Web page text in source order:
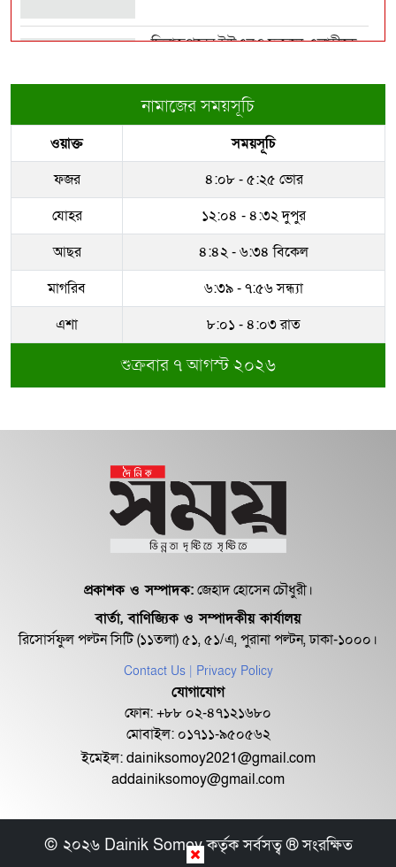
সেনা নিহত
স্বর্ণের ভরি ২ লাখ ৩২ হাজার
দিল্লিতে শেখ হাসিনাকে কথা বলতে
দেওয়ায় ক্ষুব্ধ ঢাকা
দিনাজপুরের ইউএনও ফজলে এলাহীকে
রাজউকের ইমারত পরিদর্শক বাপ্পিকে
জোন-৮ এ বদলী
ধরাকে সরা জ্ঞান করেন উমেদার রানা
সম্পদের পাহাড় গড়েছেন নকল নবিশ
আতাউর রহমান
অবশেষে বরখাস্ত রাজউকের শফিউল্লাহ
১৮ জুলাই সব মোবাইল গ্রাহকরা পাবেন
১ জিবি ফ্রি ইন্টারনেট
শেরে বাংলা বালিকা মহাবিদ্যালয়ে ‘নিয়ম
নামাজের সময়সূচি
ওয়াক্ত
সময়সূচি
ফজর
৪:০৮ - ৫:২৫ ভোর
যোহর
১২:০৪ - ৪:৩২ দুপুর
আছর
৪:৪২ - ৬:৩৪ বিকেল
মাগরিব
৬:৩৯ - ৭:৫৬ সন্ধ্যা
এশা
৮:০১ - ৪:০৩ রাত
শুক্রবার ৭ আগস্ট ২০২৬
প্রকাশক ও সম্পাদক:জেহাদ হোসেন চৌধুরী।
বার্তা, বাণিজ্যিক ও সম্পাদকীয় কার্যালয়
রিসোর্সফুল পল্টন সিটি (১১তলা) ৫১, ৫১/এ, পুরানা পল্টন, ঢাকা-১০০০।
Contact Us | Privacy Policy
যোগাযোগ
ফোন: +৮৮ ০২-৪৭১২১৬৮০
মোবাইল: ০১৭১১-৯৫০৫৬২
ইমেইল:dainiksomoy2021@gmail.com
addainiksomoy@gmail.com
© ২০২৬ Dainik Somoy কর্তৃক সর্বসত্ব ® সংরক্ষিত